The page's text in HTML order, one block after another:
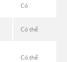
Có
Có thể
Có thể